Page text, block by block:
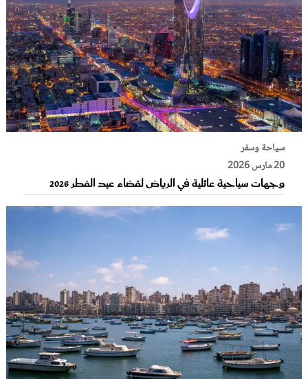
سياحة وسفر
20 مارس 2026
وجهات سياحية عائلية في الرياض لقضاء عيد الفطر 2026